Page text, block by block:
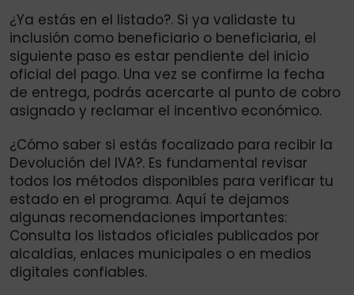
¿Ya estás en el listado?. Si ya validaste tu
inclusión como beneficiario o beneficiaria, el
siguiente paso es estar pendiente del inicio
oficial del pago. Una vez se confirme la fecha
de entrega, podrás acercarte al punto de cobro
asignado y reclamar el incentivo económico.
¿Cómo saber si estás focalizado para recibir la
Devolución del IVA?. Es fundamental revisar
todos los métodos disponibles para verificar tu
estado en el programa. Aquí te dejamos
algunas recomendaciones importantes:
Consulta los listados oficiales publicados por
alcaldías, enlaces municipales o en medios
digitales confiables.